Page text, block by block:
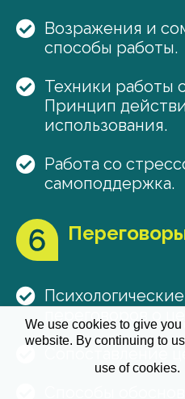
Возражения и
способы работы.
Техники работы
Принцип
использования.
Работа со
самоподдержка.
переговоров о
Сопоставление
We use cookies to give
website. By continuing to
use of cookies.